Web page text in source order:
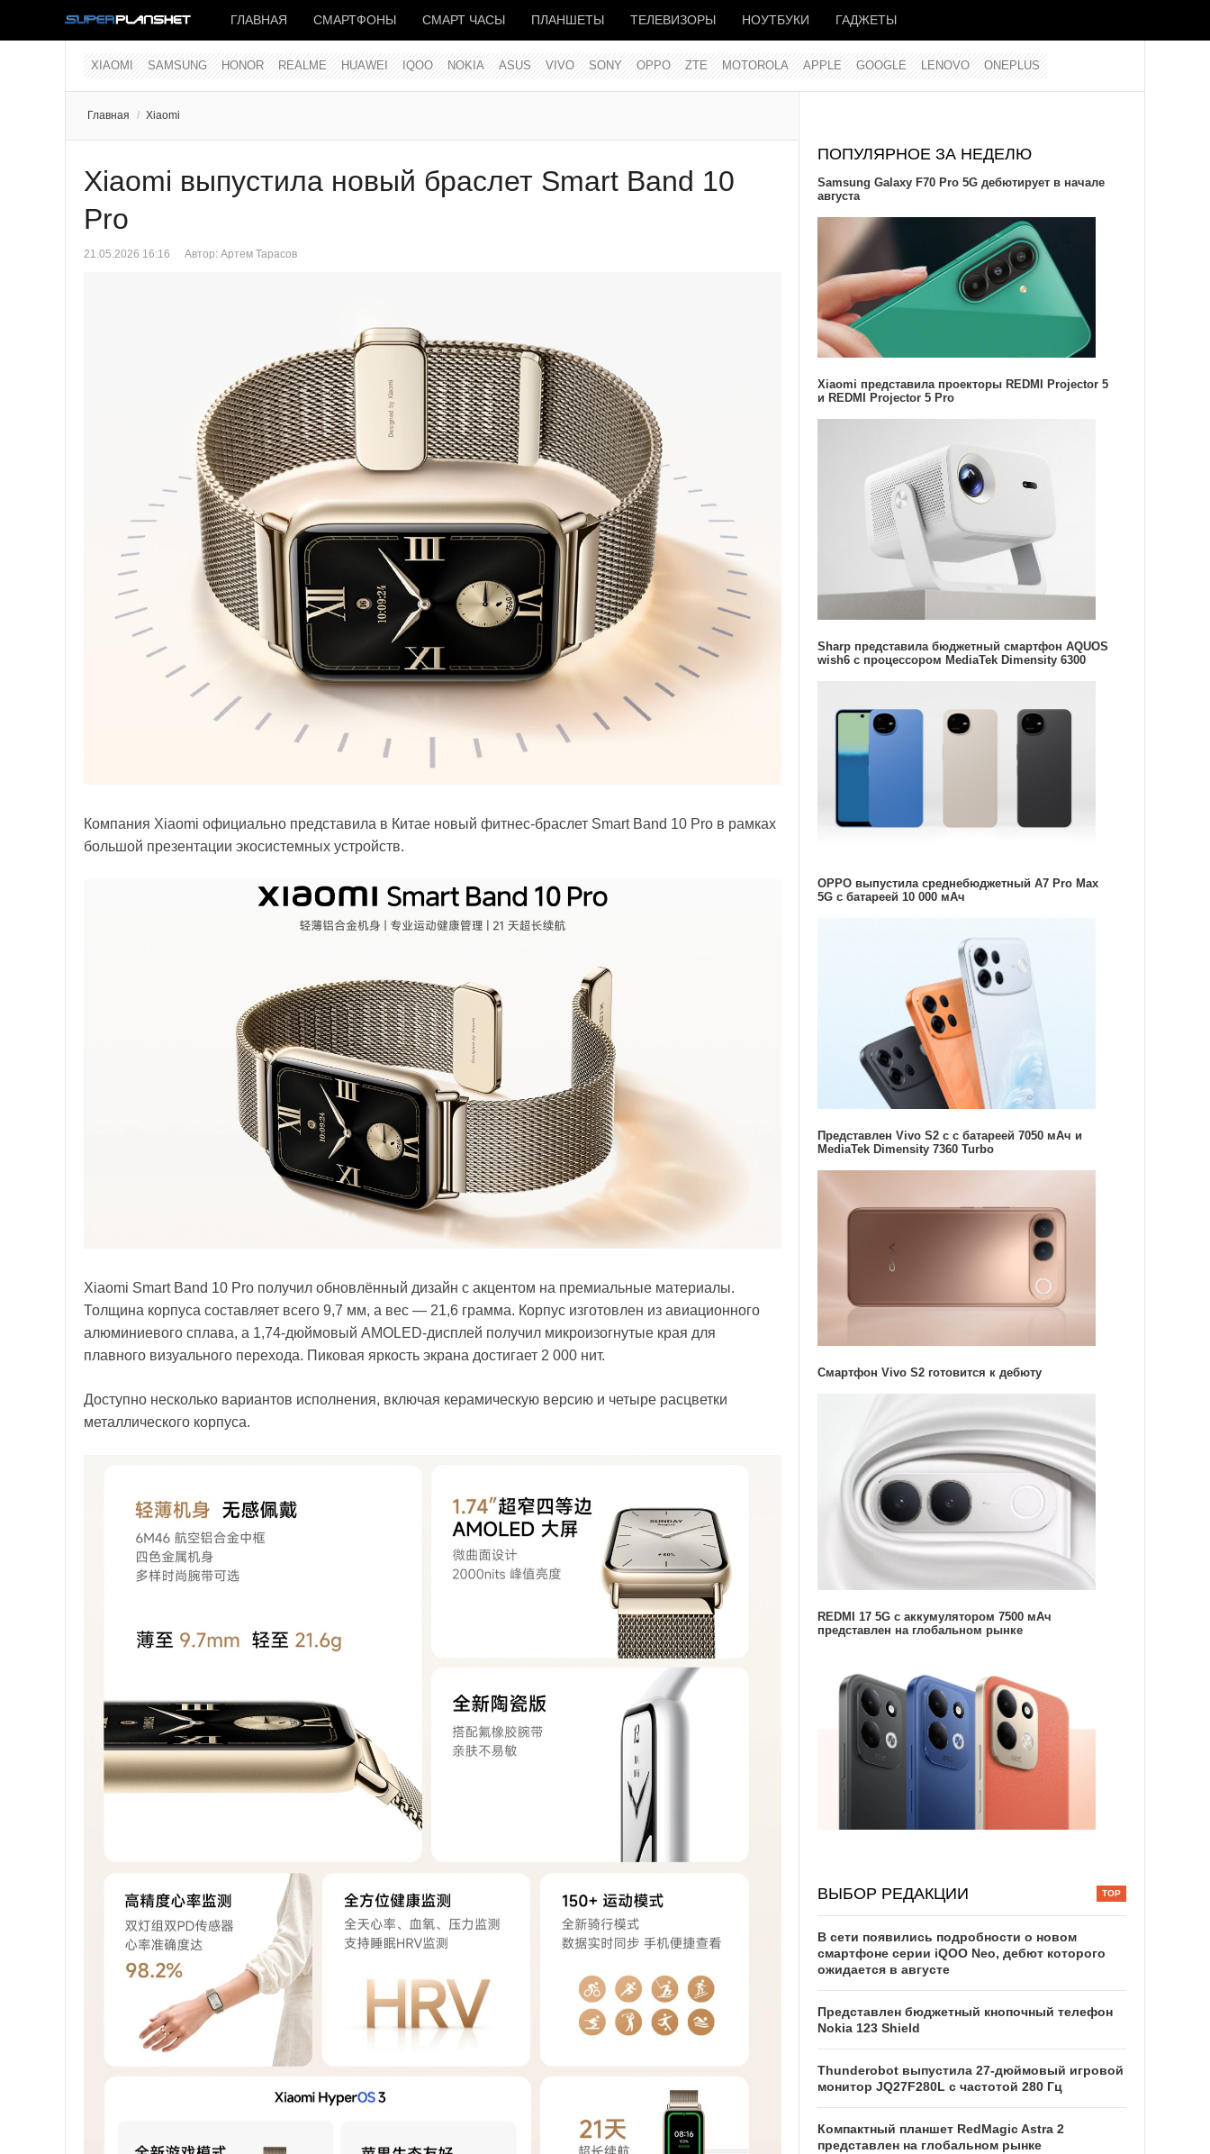
ГЛАВНАЯ СМАРТФОНЫ СМАРТ ЧАСЫ ПЛАНШЕТЫ ТЕЛЕВИЗОРЫ НОУТБУКИ ГАДЖЕТЫ
XIAOMI SAMSUNG HONOR REALME HUAWEI IQOO NOKIA ASUS VIVO SONY OPPO ZTE MOTOROLA APPLE GOOGLE LENOVO ONEPLUS
Главная / Xiaomi
Xiaomi выпустила новый браслет Smart Band 10
Pro
21.05.2026 16:16 Автор: Артем Тарасов
Компания Xiaomi официально представила в Китае новый фитнес-браслет Smart Band 10 Pro в рамках
большой презентации экосистемных устройств.
Xiaomi Smart Band 10 Pro получил обновлённый дизайн с акцентом на премиальные материалы.
Толщина корпуса составляет всего 9,7 мм, а вес — 21,6 грамма. Корпус изготовлен из авиационного
алюминиевого сплава, а 1,74-дюймовый AMOLED-дисплей получил микроизогнутые края для
плавного визуального перехода. Пиковая яркость экрана достигает 2 000 нит.
Доступно несколько вариантов исполнения, включая керамическую версию и четыре расцветки
металлического корпуса.
ПОПУЛЯРНОЕ ЗА НЕДЕЛЮ
Samsung Galaxy F70 Pro 5G дебютирует в начале
августа
Xiaomi представила проекторы REDMI Projector 5
и REDMI Projector 5 Pro
Sharp представила бюджетный смартфон AQUOS
wish6 с процессором MediaTek Dimensity 6300
OPPO выпустила среднебюджетный A7 Pro Max
5G с батареей 10 000 мАч
Представлен Vivo S2 с с батареей 7050 мАч и
MediaTek Dimensity 7360 Turbo
Смартфон Vivo S2 готовится к дебюту
REDMI 17 5G c аккумулятором 7500 мАч
представлен на глобальном рынке
ВЫБОР РЕДАКЦИИ
В сети появились подробности о новом
смартфоне серии iQOO Neo, дебют которого
ожидается в августе
Представлен бюджетный кнопочный телефон
Nokia 123 Shield
Thunderobot выпустила 27-дюймовый игровой
монитор JQ27F280L с частотой 280 Гц
Компактный планшет RedMagic Astra 2
представлен на глобальном рынке